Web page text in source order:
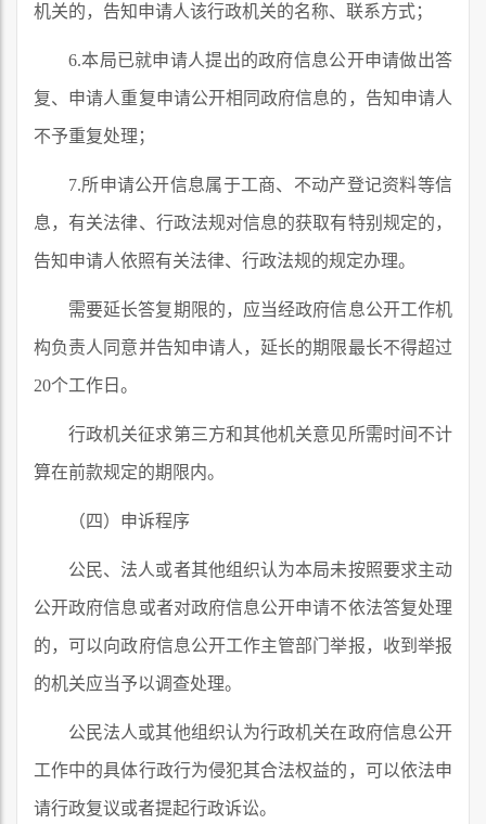
机关的，告知申请人该行政机关的名称、联系方式；
6.本局已就申请人提出的政府信息公开申请做出答
复、申请人重复申请公开相同政府信息的，告知申请人
不予重复处理；
7.所申请公开信息属于工商、不动产登记资料等信
息，有关法律、行政法规对信息的获取有特别规定的，
告知申请人依照有关法律、行政法规的规定办理。
需要延长答复期限的，应当经政府信息公开工作机
构负责人同意并告知申请人，延长的期限最长不得超过
20个工作日。
行政机关征求第三方和其他机关意见所需时间不计
算在前款规定的期限内。
（四）申诉程序
公民、法人或者其他组织认为本局未按照要求主动
公开政府信息或者对政府信息公开申请不依法答复处理
的，可以向政府信息公开工作主管部门举报，收到举报
的机关应当予以调查处理。
公民法人或其他组织认为行政机关在政府信息公开
工作中的具体行政行为侵犯其合法权益的，可以依法申
请行政复议或者提起行政诉讼。